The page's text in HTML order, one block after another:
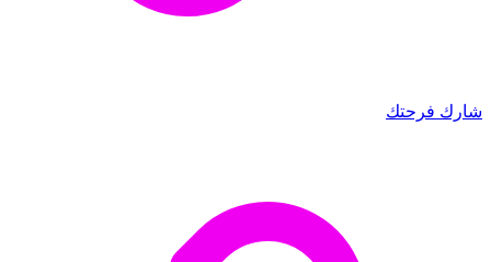
شارك فرحتك